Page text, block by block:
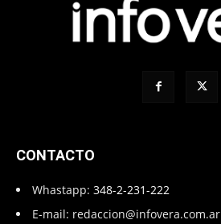
CONTACTO
Whastapp: 348-2-231-222
E-mail: redaccion@infovera.com.ar